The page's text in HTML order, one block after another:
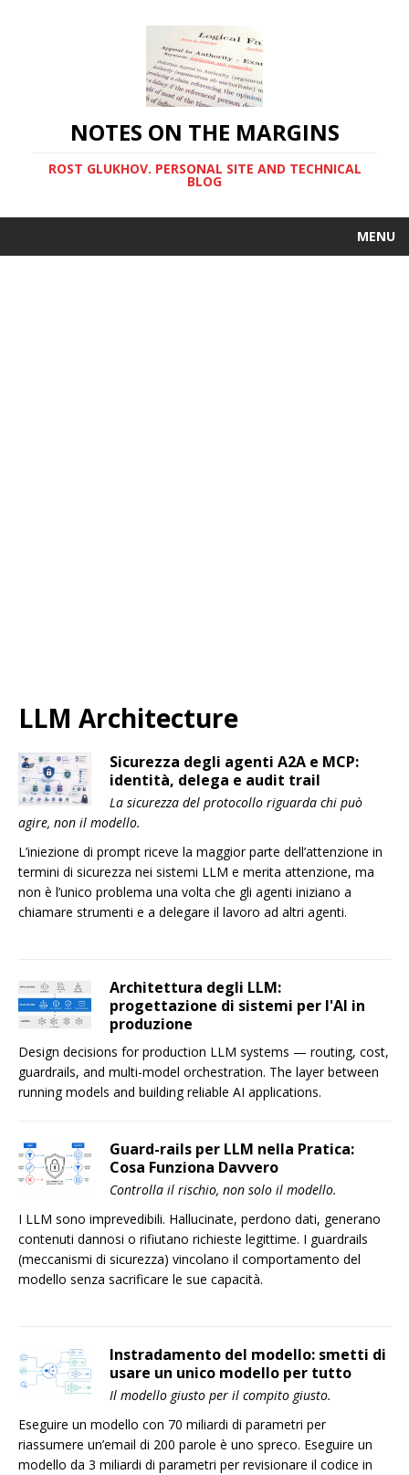
NOTES ON THE MARGINS
ROST GLUKHOV. PERSONAL SITE AND TECHNICAL
BLOG
MENU
LLM Architecture
Sicurezza degli agenti A2A e MCP:
identità, delega e audit trail
La sicurezza del protocollo riguarda chi può
agire, non il modello.
L’iniezione di prompt riceve la maggior parte dell’attenzione in
termini di sicurezza nei sistemi LLM e merita attenzione, ma
non è l’unico problema una volta che gli agenti iniziano a
chiamare strumenti e a delegare il lavoro ad altri agenti.
Architettura degli LLM:
progettazione di sistemi per l'AI in
produzione
Design decisions for production LLM systems — routing, cost,
guardrails, and multi-model orchestration. The layer between
running models and building reliable AI applications.
Guard-rails per LLM nella Pratica:
Cosa Funziona Davvero
Controlla il rischio, non solo il modello.
I LLM sono imprevedibili. Hallucinate, perdono dati, generano
contenuti dannosi o rifiutano richieste legittime. I guardrails
(meccanismi di sicurezza) vincolano il comportamento del
modello senza sacrificare le sue capacità.
Instradamento del modello: smetti di
usare un unico modello per tutto
Il modello giusto per il compito giusto.
Eseguire un modello con 70 miliardi di parametri per
riassumere un’email di 200 parole è uno spreco. Eseguire un
modello da 3 miliardi di parametri per revisionare il codice in